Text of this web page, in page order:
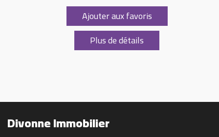
Ajouter aux favoris
Plus de détails
Divonne Immobilier